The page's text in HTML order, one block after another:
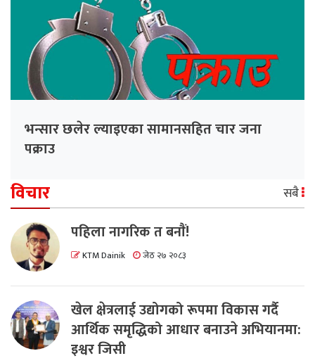
भन्सार छलेर ल्याइएका सामानसहित चार जना
पक्राउ
विचार सबै
पहिला नागरिक त बनाैं!
KTM Dainik जेठ २७ २०८३
खेल क्षेत्रलाई उद्योगको रूपमा विकास गर्दै
आर्थिक समृद्धिको आधार बनाउने अभियानमा:
इश्वर जिसी